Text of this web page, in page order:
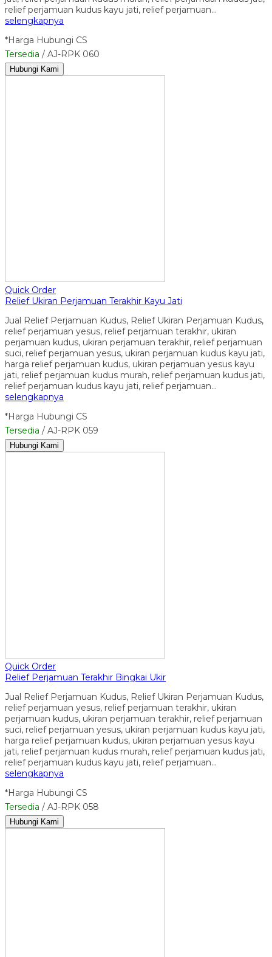
relief perjamuan kudus kayu jati, relief perjamuan…
selengkapnya
*Harga Hubungi CS
Tersedia / AJ-RPK 060
Hubungi Kami
Quick Order
Relief Ukiran Perjamuan Terakhir Kayu Jati
Jual Relief Perjamuan Kudus, Relief Ukiran Perjamuan Kudus,
relief perjamuan yesus, relief perjamuan terakhir, ukiran
perjamuan kudus, ukiran perjamuan terakhir, relief perjamuan
suci, relief perjamuan yesus, ukiran perjamuan kudus kayu jati,
harga relief perjamuan kudus, ukiran perjamuan yesus kayu
jati, relief perjamuan kudus murah, relief perjamuan kudus jati,
relief perjamuan kudus kayu jati, relief perjamuan…
selengkapnya
*Harga Hubungi CS
Tersedia / AJ-RPK 059
Hubungi Kami
Quick Order
Relief Perjamuan Terakhir Bingkai Ukir
Jual Relief Perjamuan Kudus, Relief Ukiran Perjamuan Kudus,
relief perjamuan yesus, relief perjamuan terakhir, ukiran
perjamuan kudus, ukiran perjamuan terakhir, relief perjamuan
suci, relief perjamuan yesus, ukiran perjamuan kudus kayu jati,
harga relief perjamuan kudus, ukiran perjamuan yesus kayu
jati, relief perjamuan kudus murah, relief perjamuan kudus jati,
relief perjamuan kudus kayu jati, relief perjamuan…
selengkapnya
*Harga Hubungi CS
Tersedia / AJ-RPK 058
Hubungi Kami